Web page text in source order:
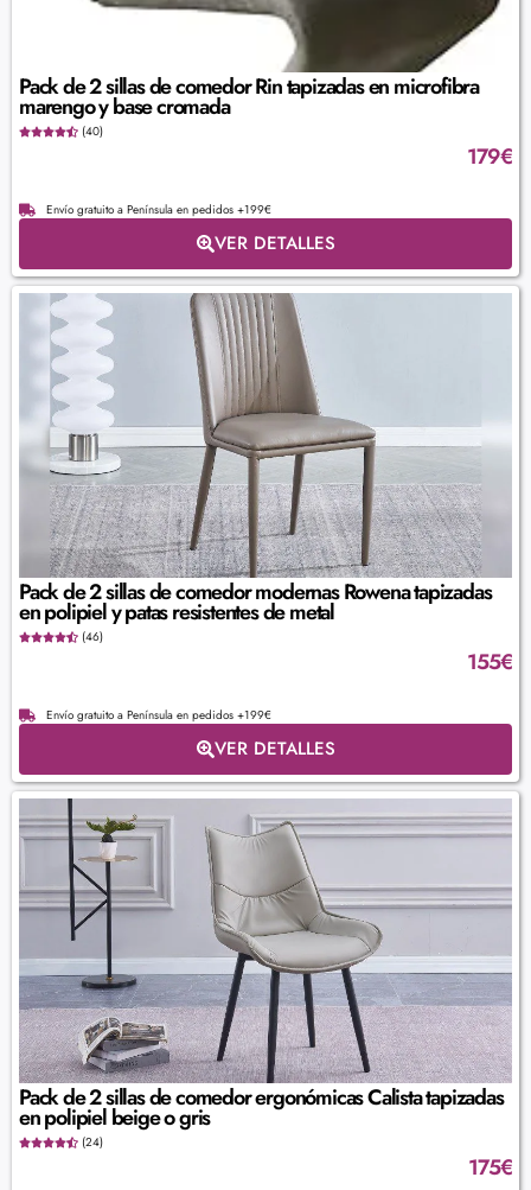
Pack de 2 sillas de comedor Rin tapizadas en microfibra
marengo y base cromada
(40)
179€
Envío gratuito a Península en pedidos +199€
VER DETALLES
Pack de 2 sillas de comedor modernas Rowena tapizadas
en polipiel y patas resistentes de metal
(46)
155€
Envío gratuito a Península en pedidos +199€
VER DETALLES
Pack de 2 sillas de comedor ergonómicas Calista tapizadas
en polipiel beige o gris
(24)
175€